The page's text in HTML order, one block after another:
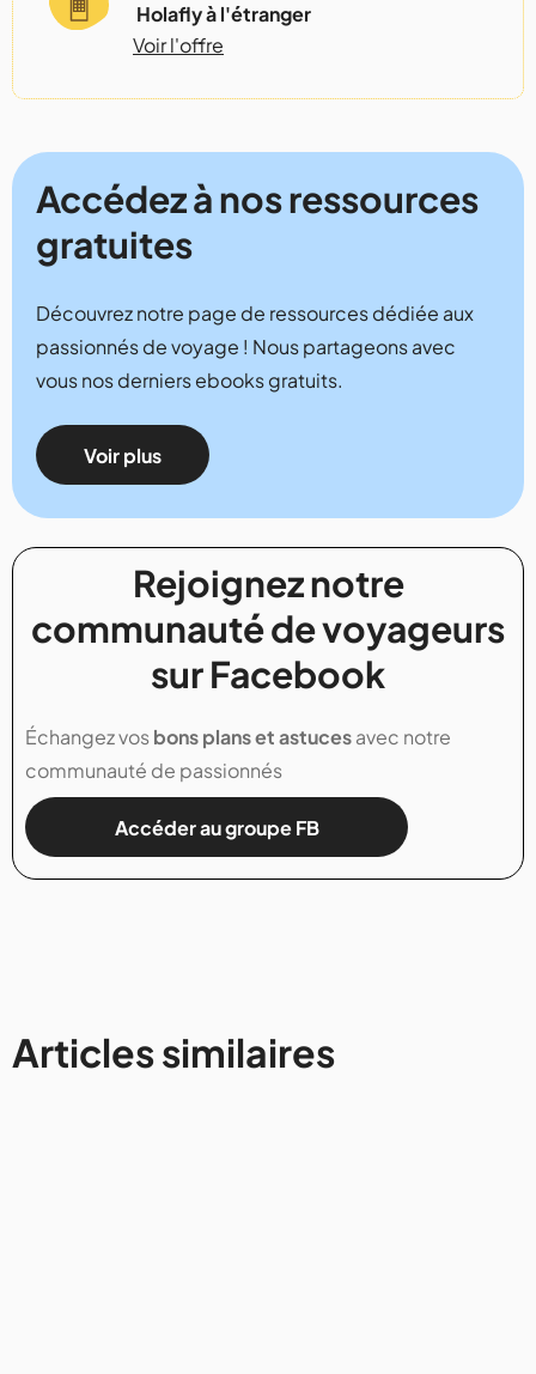
Holafly à l'étranger
Voir l'offre
Accédez à nos ressources
gratuites
Découvrez notre page de ressources dédiée aux
passionnés de voyage ! Nous partageons avec
vous nos derniers ebooks gratuits.
Voir plus
Rejoignez notre
communauté de voyageurs
sur Facebook
Échangez vosbons plans et astucesavec notre
communauté de passionnés
Accéder au groupe FB
Articles similaires